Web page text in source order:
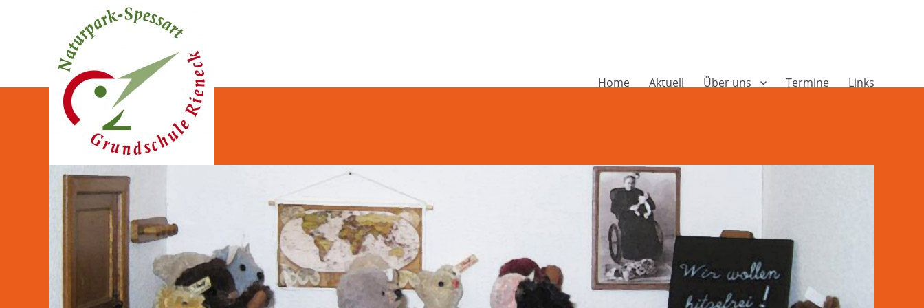
Naturpark-Spessart-Grundschule Rieneck
Home Aktuell Über uns Termine Links